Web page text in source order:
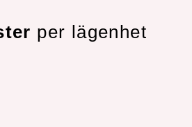
per lägenhet